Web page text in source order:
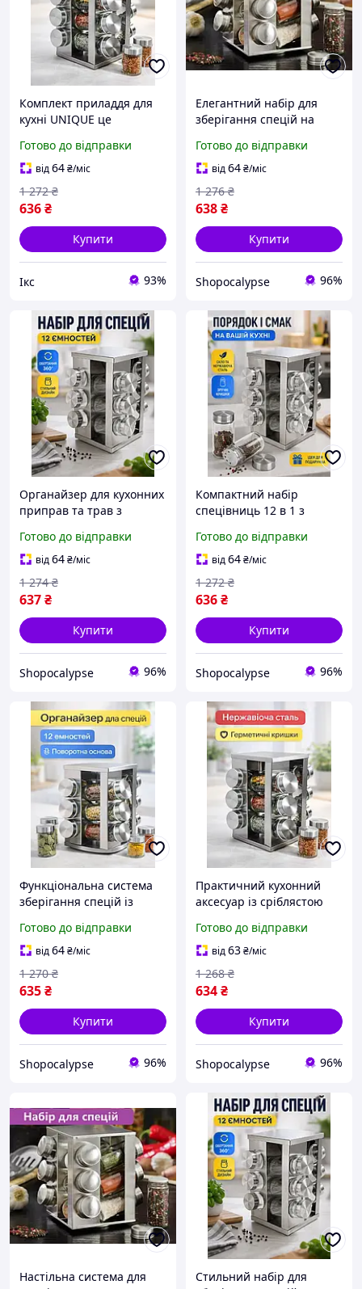
Комплект приладдя для
кухні UNIQUE це
із сріблястою підставкою
на 12 спецівниць в
органайзері
Готово до відправки
від64₴/міс
636₴
1 272 ₴
Купити
Ікс 93%
Елегантний набір для
зберігання спецій на
баночками та підставкою
з нержавіючої сталі.
Готово до відправки
від64₴/міс
638₴
1 276 ₴
Купити
Shopocalypse 96%
Органайзер для кухонних
приправ та трав з
металевою стійкою на 12
баночок.
Готово до відправки
від64₴/міс
637₴
1 274 ₴
Купити
Shopocalypse 96%
Компактний набір
спецівниць 12 в 1 з
зручною підставкою для
розміщення на столі
Готово до відправки
від64₴/міс
636₴
1 272 ₴
Купити
Shopocalypse 96%
Функціональна система
зберігання спецій із
баночками та стійкою
стійкою для кухні.
Готово до відправки
від64₴/міс
635₴
1 270 ₴
Купити
Shopocalypse 96%
Практичний кухонний
аксесуар із сріблястою
баночками для
акуратного зберігання
спецій
Готово до відправки
від63₴/міс
634₴
1 268 ₴
Купити
Shopocalypse 96%
Настільна система для
Стильний набір для